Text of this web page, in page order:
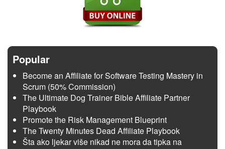
Popular
Become an Affiliate for Software Testing Mastery in
Scrum (50% Commission)
The Ultimate Dog Trainer Bible Affiliate Partner
Playbook
Promote the Risk Management Blueprint
The Twenty Minutes Dead Affiliate Playbook
Šta ako ljekar više nikad ne mora da tipka na